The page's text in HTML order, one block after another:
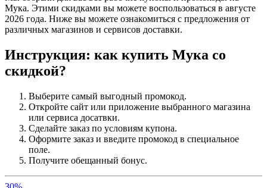
Мука. Этими скидками вы можете воспользоваться в августе
2026 года. Ниже вы можете ознакомиться с предложения от
различных магазинов и сервисов доставки.
Инструкция: как купить Мука со
скидкой?
Выберите самый выгодный промокод.
Откройте сайт или приложение выбранного магазина
или сервиса досатвки.
Сделайте заказ по условиям купона.
Оформите заказ и введите промокод в специальное
поле.
Получите обещанный бонус.